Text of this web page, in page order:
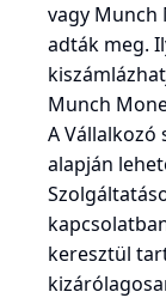
vagy Munch
adták meg.
Munch
A Vállalkozó
alapján
keresztül